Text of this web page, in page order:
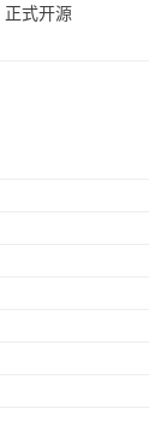
式开源